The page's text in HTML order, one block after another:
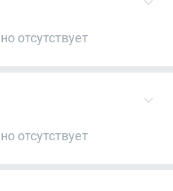
отсутствует
отсутствует